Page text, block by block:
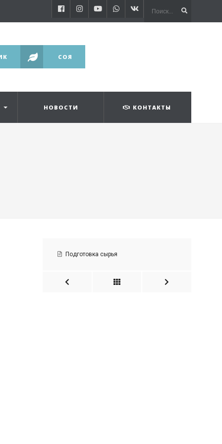
СОЯ
НОВОСТИ КОНТАКТЫ
Подготовка сырья